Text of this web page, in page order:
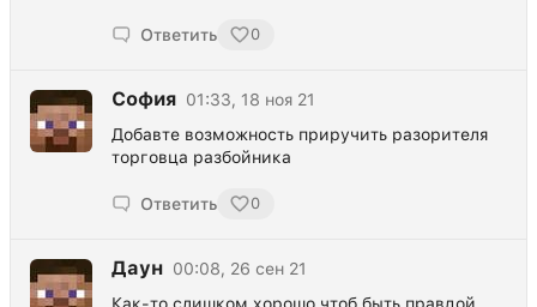
Ответить 0
София 01:33, 18 ноя 21
Добавте возможность приручить разорителя
торговца разбойника
Ответить 0
Даун 00:08, 26 сен 21